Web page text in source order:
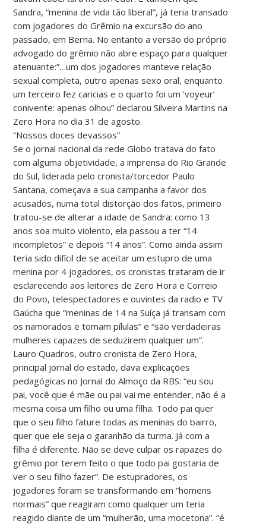
Sandra, “menina de vida tão liberal”, já teria transado
com jogadores do Grêmio na excursão do ano
passado, em Berna. No entanto a versão do próprio
advogado do grêmio não abre espaço para qualquer
atenuante:”…um dos jogadores manteve relação
sexual completa, outro apenas sexo oral, enquanto
um terceiro fez caricias e o quarto foi um ‘voyeur’
conivente: apenas olhou” declarou Silveira Martins na
Zero Hora no dia 31 de agosto.
“Nossos doces devassos”
Se o jornal nacional da rede Globo tratava do fato
com alguma objetividade, a imprensa do Rio Grande
do Sul, liderada pelo cronista/torcedor Paulo
Santana, começava a sua campanha a favor dos
acusados, numa total distorção dos fatos, primeiro
tratou-se de alterar a idade de Sandra: como 13
anos soa muito violento, ela passou a ter “14
incompletos” e depois “14 anos”. Como ainda assim
teria sido difícil de se aceitar um estupro de uma
menina por 4 jogadores, os cronistas trataram de ir
esclarecendo aos leitores de Zero Hora e Correio
do Povo, telespectadores e ouvintes da radio e TV
Gaúcha que “meninas de 14 na Suíça já transam com
os namorados e tomam pílulas” e “são verdadeiras
mulheres capazes de seduzirem qualquer um”.
Lauro Quadros, outro cronista de Zero Hora,
principal jornal do estado, dava explicações
pedagógicas no Jornal do Almoço da RBS: “eu sou
pai, você que é mãe ou pai vai me entender, não é a
mesma coisa um filho ou uma filha. Todo pai quer
que o seu filho fature todas as meninas do bairro,
quer que ele seja o garanhão da turma. Já com a
filha é diferente. Não se deve culpar os rapazes do
grêmio por terem feito o que todo pai gostaria de
ver o seu filho fazer”. De estupradores, os
jogadores foram se transformando em “homens
normais” que reagiram como qualquer um teria
reagido diante de um “mulherão, uma mocetona”. “é